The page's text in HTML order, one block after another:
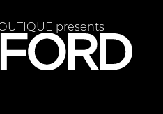
presents